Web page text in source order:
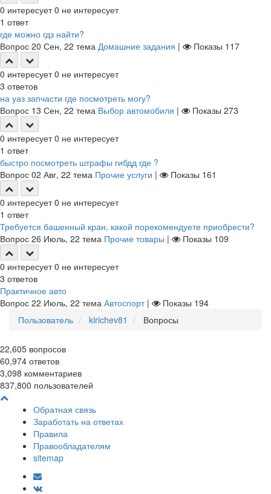
0 интересует 0 не интересует
1 ответ
где можно гдз найти?
Вопрос 20 Сен, 22 тема Домашние задания | Показы 117
0 интересует 0 не интересует
3 ответов
на уаз запчасти где посмотреть могу?
Вопрос 13 Сен, 22 тема Выбор автомобиля | Показы 273
0 интересует 0 не интересует
1 ответ
быстро посмотреть штрафы гибдд где ?
Вопрос 02 Авг, 22 тема Прочие услуги | Показы 161
0 интересует 0 не интересует
1 ответ
Требуется башенный кран, какой порекомендуете приобрести?
Вопрос 26 Июль, 22 тема Прочие товары | Показы 109
0 интересует 0 не интересует
3 ответов
Практичное авто
Вопрос 22 Июль, 22 тема Автоспорт | Показы 194
Пользователь
kirichev81 Вопросы
22,605 вопросов
60,974 ответов
3,098 комментариев
837,800 пользователей
Обратная связь
Заработать на ответах
Правила
Правообладателям
sitemap